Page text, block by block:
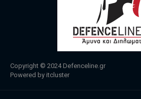
Copyright © 2024 Defenceline.gr All
Powered by itcluster